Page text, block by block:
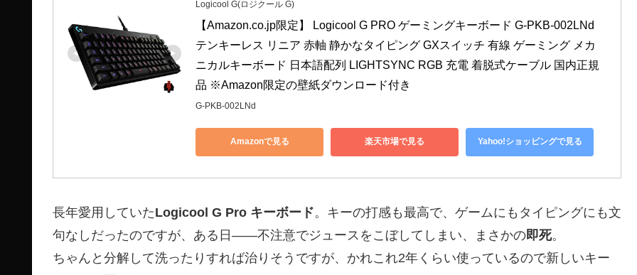
Logicool G(ロジクール G)
【Amazon.co.jp限定】 Logicool G PRO ゲーミングキーボード G-PKB-002LNd
テンキーレス リニア 赤軸 静かなタイピング GXスイッチ 有線 ゲーミング メカ
ニカルキーボード 日本語配列 LIGHTSYNC RGB 充電 着脱式ケーブル 国内正規
品 ※Amazon限定の壁紙ダウンロード付き
G-PKB-002LNd
Amazonで見る 楽天市場で見る Yahoo!ショッピングで見る
長年愛用していたLogicool G Pro キーボード。キーの打感も最高で、ゲームにもタイピングにも文
句なしだったのですが、ある日――不注意でジュースをこぼしてしまい、まさかの即死。
ちゃんと分解して洗ったりすれば治りそうですが、かれこれ2年くらい使っているので新しいキー